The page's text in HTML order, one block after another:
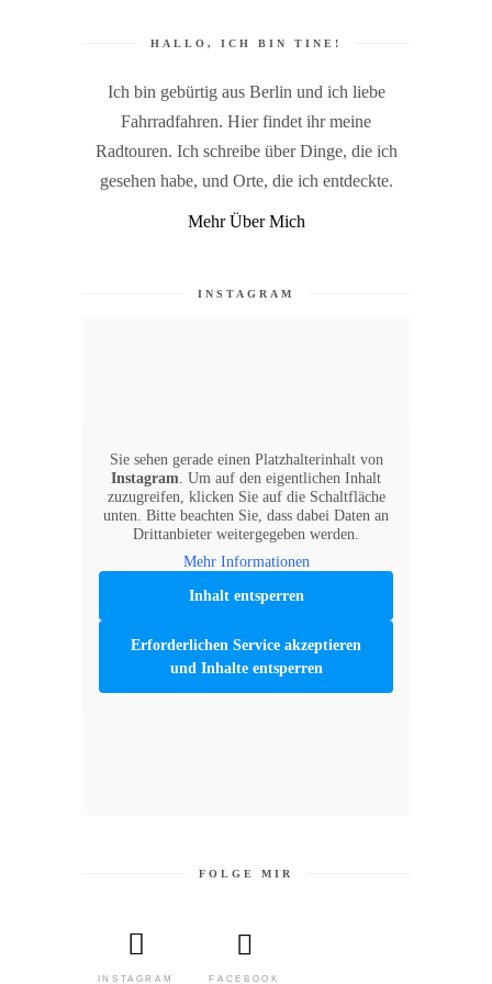
HALLO, ICH BIN TINE!
Ich bin gebürtig aus Berlin und ich liebe
Fahrradfahren. Hier findet ihr meine
Radtouren. Ich schreibe über Dinge, die ich
gesehen habe, und Orte, die ich entdeckte.
Mehr Über Mich
INSTAGRAM
Sie sehen gerade einen Platzhalterinhalt von
Instagram. Um auf den eigentlichen Inhalt
zuzugreifen, klicken Sie auf die Schaltfläche
unten. Bitte beachten Sie, dass dabei Daten an
Drittanbieter weitergegeben werden.
Mehr Informationen
Inhalt entsperren
Erforderlichen Service akzeptieren
und Inhalte entsperren
FOLGE MIR
INSTAGRAM FACEBOOK